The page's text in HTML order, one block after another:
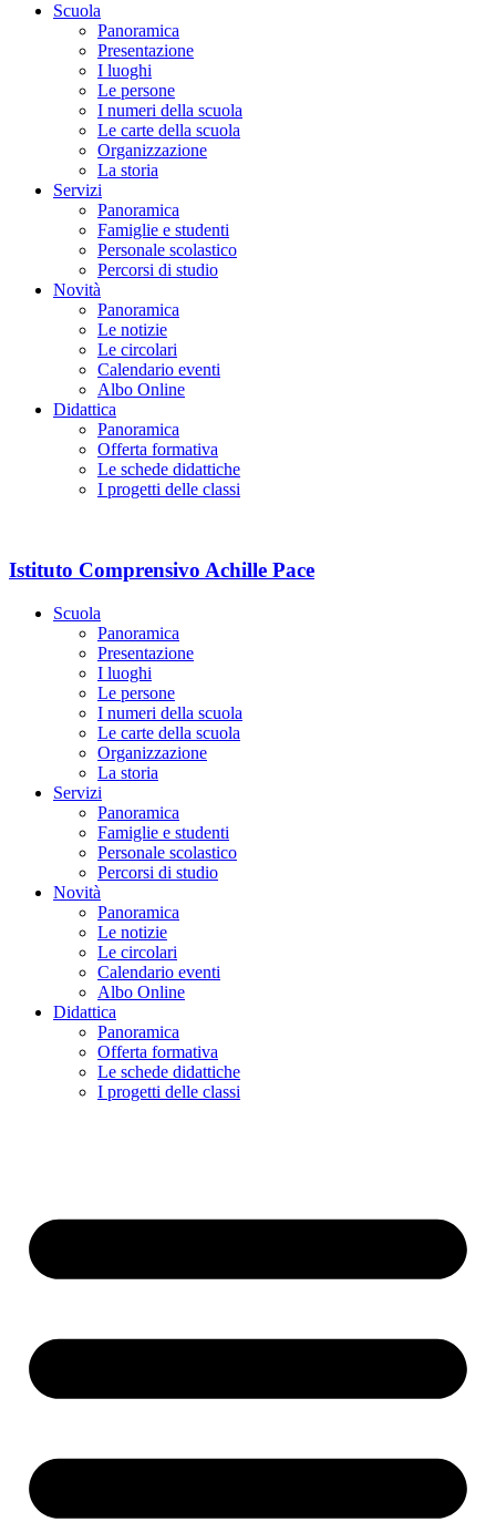
Scuola
Panoramica
Presentazione
I luoghi
Le persone
I numeri della scuola
Le carte della scuola
Organizzazione
La storia
Servizi
Panoramica
Famiglie e studenti
Personale scolastico
Percorsi di studio
Novità
Panoramica
Le notizie
Le circolari
Calendario eventi
Albo Online
Didattica
Panoramica
Offerta formativa
Le schede didattiche
I progetti delle classi
Istituto Comprensivo Achille Pace
Scuola
Panoramica
Presentazione
I luoghi
Le persone
I numeri della scuola
Le carte della scuola
Organizzazione
La storia
Servizi
Panoramica
Famiglie e studenti
Personale scolastico
Percorsi di studio
Novità
Panoramica
Le notizie
Le circolari
Calendario eventi
Albo Online
Didattica
Panoramica
Offerta formativa
Le schede didattiche
I progetti delle classi